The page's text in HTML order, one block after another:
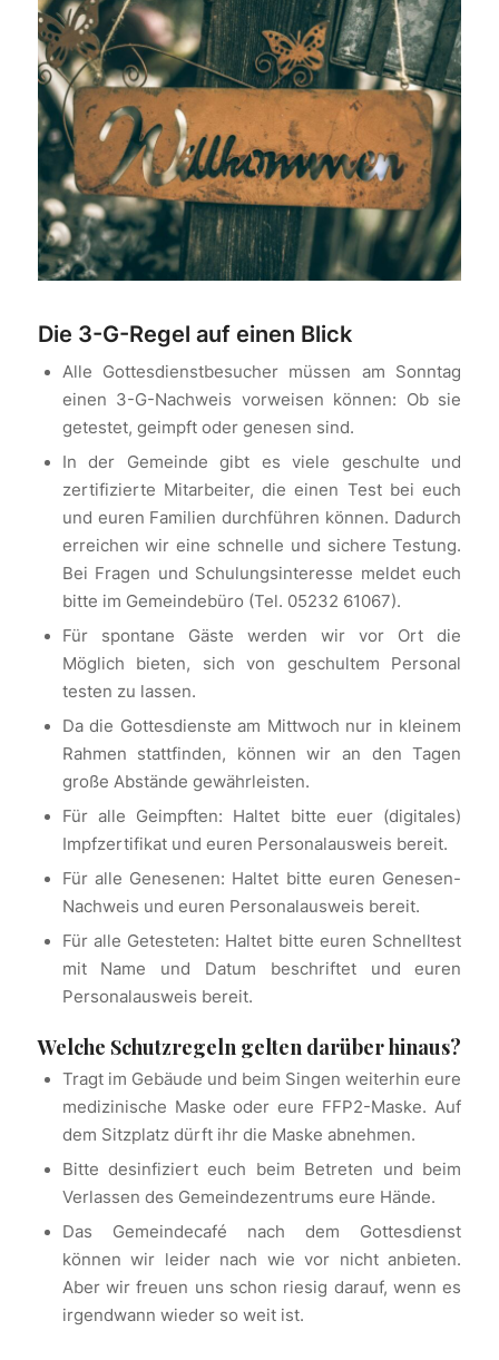
Die 3-G-Regel auf einen Blick
Alle Gottesdienstbesucher müssen am Sonntag
einen 3-G-Nachweis vorweisen können: Ob sie
getestet, geimpft oder genesen sind.
In der Gemeinde gibt es viele geschulte und
zertifizierte Mitarbeiter, die einen Test bei euch
und euren Familien durchführen können. Dadurch
erreichen wir eine schnelle und sichere Testung.
Bei Fragen und Schulungsinteresse meldet euch
bitte im Gemeindebüro (Tel. 05232 61067).
Für spontane Gäste werden wir vor Ort die
Möglich bieten, sich von geschultem Personal
testen zu lassen.
Da die Gottesdienste am Mittwoch nur in kleinem
Rahmen stattfinden, können wir an den Tagen
große Abstände gewährleisten.
Für alle Geimpften: Haltet bitte euer (digitales)
Impfzertifikat und euren Personalausweis bereit.
Für alle Genesenen: Haltet bitte euren Genesen-
Nachweis und euren Personalausweis bereit.
Für alle Getesteten: Haltet bitte euren Schnelltest
mit Name und Datum beschriftet und euren
Personalausweis bereit.
Welche Schutzregeln gelten darüber hinaus?
Tragt im Gebäude und beim Singen weiterhin eure
medizinische Maske oder eure FFP2-Maske. Auf
dem Sitzplatz dürft ihr die Maske abnehmen.
Bitte desinfiziert euch beim Betreten und beim
Verlassen des Gemeindezentrums eure Hände.
Das Gemeindecafé nach dem Gottesdienst
können wir leider nach wie vor nicht anbieten.
Aber wir freuen uns schon riesig darauf, wenn es
irgendwann wieder so weit ist.